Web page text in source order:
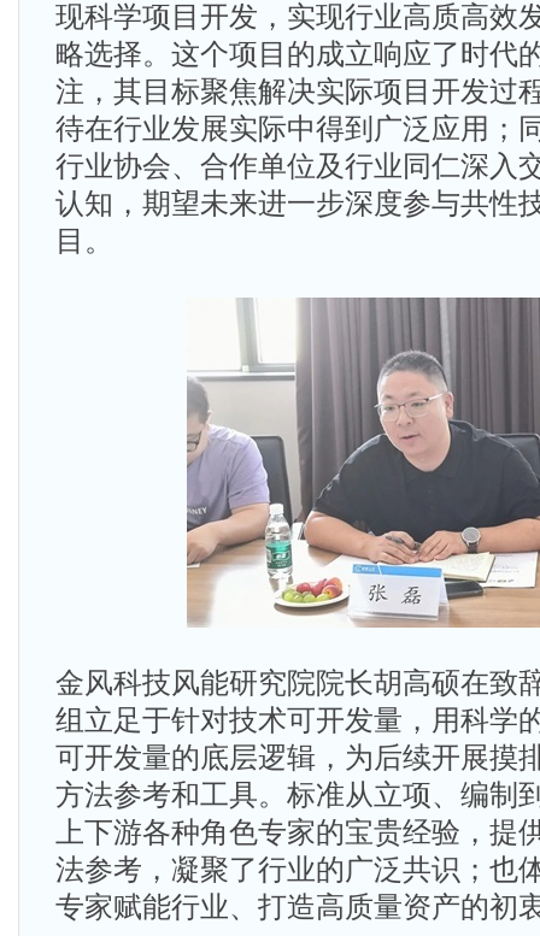
现科学项目开发，实现行业高质高效
略选择。这个项目的成立响应了时代
注，其目标聚焦解决实际项目开发过
待在行业发展实际中得到广泛应用；
行业协会、合作单位及行业同仁深入
认知，期望未来进一步深度参与共性
目。
金风科技风能研究院院长胡高硕在致
组立足于针对技术可开发量，用科学
可开发量的底层逻辑，为后续开展摸
方法参考和工具。标准从立项、编制
上下游各种角色专家的宝贵经验，提
法参考，凝聚了行业的广泛共识；也
专家赋能行业、打造高质量资产的初